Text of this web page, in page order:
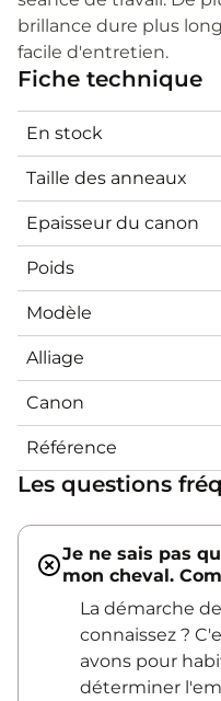
brillance dure plus
facile d'entretien.
Fiche technique
En stock
Taille des anneaux
Epaisseur du canon
Poids
Modèle
Alliage
Canon
Référence
Les questions
Je ne sais pas
mon cheval.
La démarche
connaissez ?
avons pour
déterminer